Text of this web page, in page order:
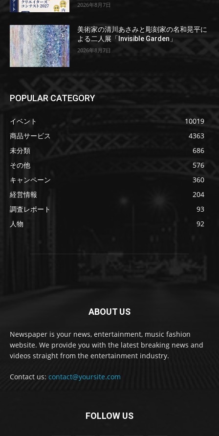
2026年8月7日
美術家の清川あさみと彫刻家の名和晃平に
よる二人展「Invisible Garden」
2026年8月7日
POPULAR CATEGORY
イベント
10019
商品サービス
4363
未分類
686
その他
576
キャンペーン
360
経営情報
204
調査レポート
93
人物
92
ABOUT US
Newspaper is your news, entertainment, music fashion
website. We provide you with the latest breaking news and
videos straight from the entertainment industry.
Contact us: contact@yoursite.com
FOLLOW US